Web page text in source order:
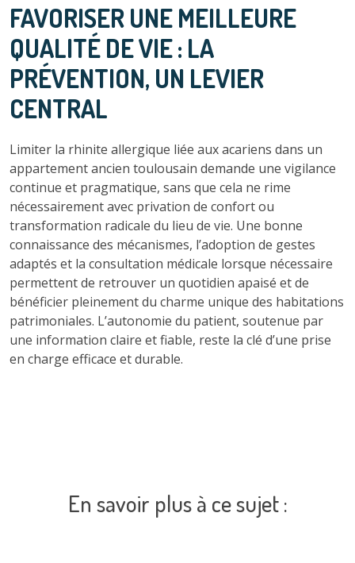
FAVORISER UNE MEILLEURE
QUALITÉ DE VIE : LA
PRÉVENTION, UN LEVIER
CENTRAL
Limiter la rhinite allergique liée aux acariens dans un
appartement ancien toulousain demande une vigilance
continue et pragmatique, sans que cela ne rime
nécessairement avec privation de confort ou
transformation radicale du lieu de vie. Une bonne
connaissance des mécanismes, l’adoption de gestes
adaptés et la consultation médicale lorsque nécessaire
permettent de retrouver un quotidien apaisé et de
bénéficier pleinement du charme unique des habitations
patrimoniales. L’autonomie du patient, soutenue par
une information claire et fiable, reste la clé d’une prise
en charge efficace et durable.
En savoir plus à ce sujet :